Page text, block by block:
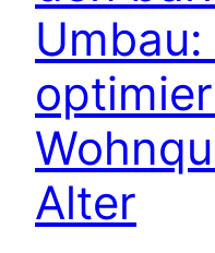
Umbau:
Alter